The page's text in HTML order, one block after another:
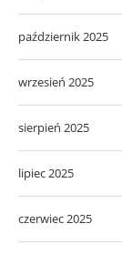
październik 2025
wrzesień 2025
sierpień 2025
lipiec 2025
czerwiec 2025